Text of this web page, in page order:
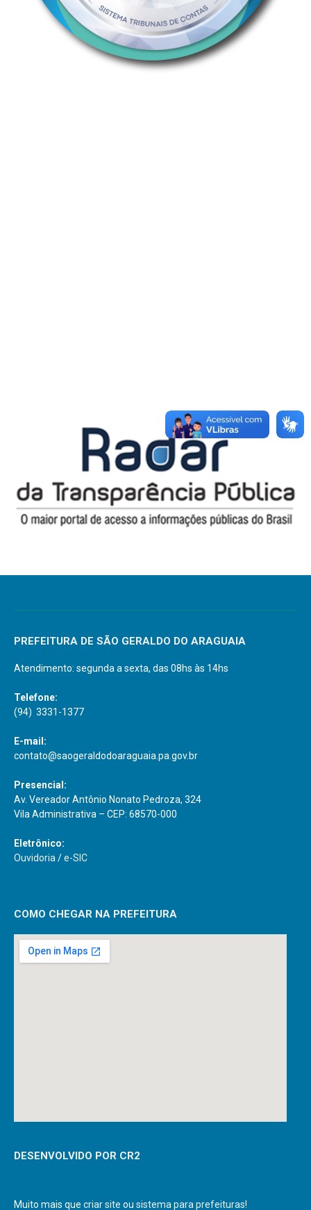
PREFEITURA DE SÃO GERALDO DO ARAGUAIA
Atendimento: segunda a sexta, das 08hs às 14hs
Telefone:
(94) 3331-1377
E-mail:
contato@saogeraldodoaraguaia.pa.gov.br
Presencial:
Av. Vereador Antônio Nonato Pedroza, 324
Vila Administrativa – CEP: 68570-000
Eletrônico:
Ouvidoria /e-SIC
COMO CHEGAR NA PREFEITURA
DESENVOLVIDO POR CR2
Muito mais que criar site ou sistema para prefeituras!